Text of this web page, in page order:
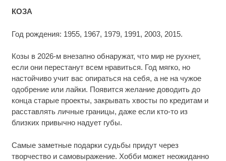
КОЗА
Год рождения: 1955, 1967, 1979, 1991, 2003, 2015.
Козы в 2026-м внезапно обнаружат, что мир не рухнет,
если они перестанут всем нравиться. Год мягко, но
настойчиво учит вас опираться на себя, а не на чужое
одобрение или лайки. Появится желание доводить до
конца старые проекты, закрывать хвосты по кредитам и
расставлять личные границы, даже если кто-то из
близких привычно надует губы.
Самые заметные подарки судьбы придут через
творчество и самовыражение. Хобби может неожиданно